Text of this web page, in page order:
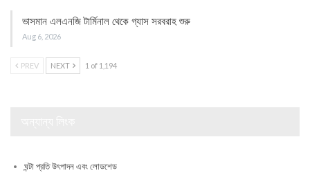
ভাসমান এলএনজি টার্মিনাল থেকে গ্যাস সরবরাহ শুরু
Aug 6, 2026
PREV NEXT 1 of 1,194
ঘন্টা প্রতি উৎপাদন এবং লোডশেড